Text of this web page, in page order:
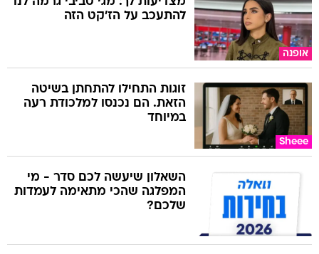
אופנה
להתעכב על הז'קט הזה
Sheee
זוגות התחילו להתחתן בשיטה
הזאת. הם נכנסו למלכודת רעה
במיוחד
השאלון שיעשה לכם סדר - מי
המפלגה שהכי מתאימה לעמדות
שלכם?